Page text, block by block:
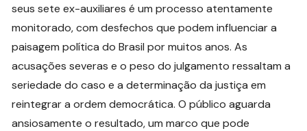
seus sete ex-auxiliares é um processo atentamente
monitorado, com desfechos que podem influenciar a
paisagem política do Brasil por muitos anos. As
acusações severas e o peso do julgamento ressaltam a
seriedade do caso e a determinação da justiça em
reintegrar a ordem democrática. O público aguarda
ansiosamente o resultado, um marco que pode